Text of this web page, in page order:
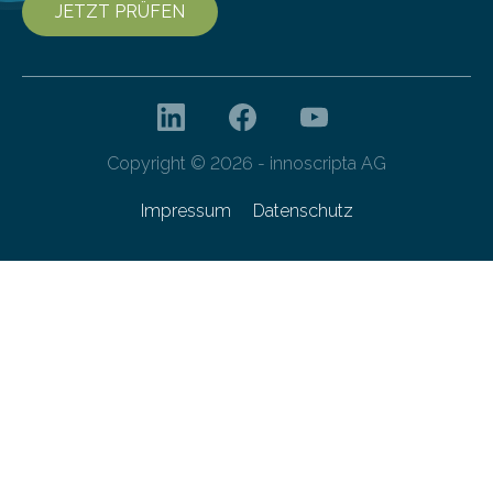
JETZT PRÜFEN
Copyright © 2026 - innoscripta AG
Impressum Datenschutz